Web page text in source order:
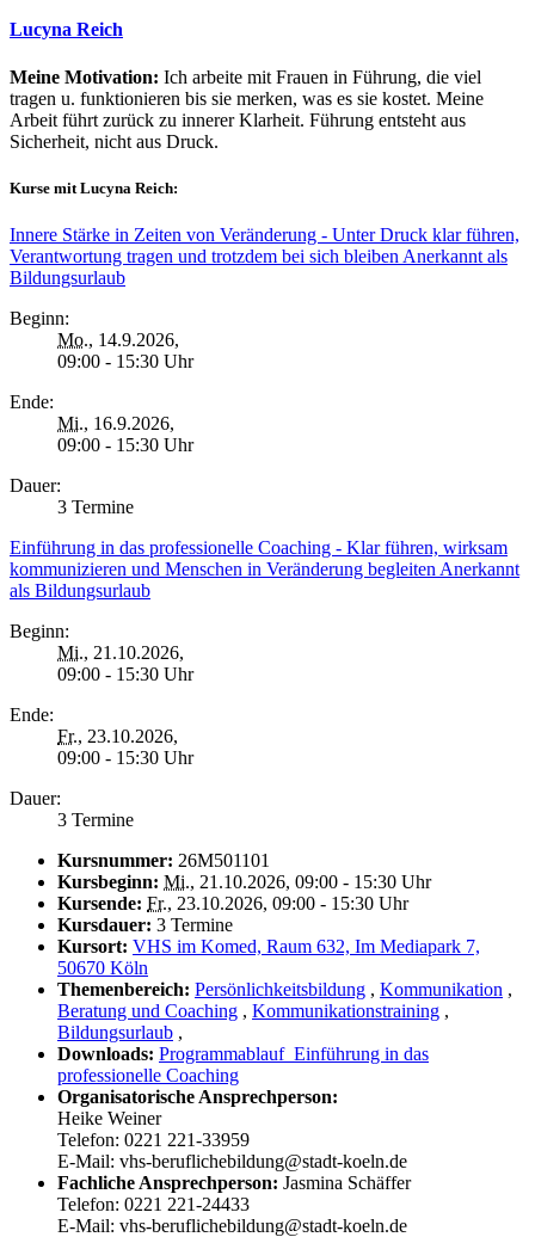
Lucyna Reich
Meine Motivation: Ich arbeite mit Frauen in Führung, die viel
tragen u. funktionieren bis sie merken, was es sie kostet. Meine
Arbeit führt zurück zu innerer Klarheit. Führung entsteht aus
Sicherheit, nicht aus Druck.
Kurse mit Lucyna Reich:
Innere Stärke in Zeiten von Veränderung - Unter Druck klar führen,
Verantwortung tragen und trotzdem bei sich bleiben Anerkannt als
Bildungsurlaub
Beginn:
Mo., 14.9.2026,
09:00 - 15:30 Uhr
Ende:
Mi., 16.9.2026,
09:00 - 15:30 Uhr
Dauer:
3 Termine
Einführung in das professionelle Coaching - Klar führen, wirksam
kommunizieren und Menschen in Veränderung begleiten Anerkannt
als Bildungsurlaub
Beginn:
Mi., 21.10.2026,
09:00 - 15:30 Uhr
Ende:
Fr., 23.10.2026,
09:00 - 15:30 Uhr
Dauer:
3 Termine
Kursnummer: 26M501101
Kursbeginn: Mi., 21.10.2026, 09:00 - 15:30 Uhr
Kursende: Fr., 23.10.2026, 09:00 - 15:30 Uhr
Kursdauer: 3 Termine
Kursort: VHS im Komed, Raum 632, Im Mediapark 7,
50670 Köln
Themenbereich: Persönlichkeitsbildung , Kommunikation ,
Beratung und Coaching , Kommunikationstraining ,
Bildungsurlaub ,
Downloads: Programmablauf_Einführung in das
professionelle Coaching
Organisatorische Ansprechperson:
Heike Weiner
Telefon: 0221 221-33959
E-Mail: vhs-beruflichebildung@stadt-koeln.de
Fachliche Ansprechperson: Jasmina Schäffer
Telefon: 0221 221-24433
E-Mail: vhs-beruflichebildung@stadt-koeln.de